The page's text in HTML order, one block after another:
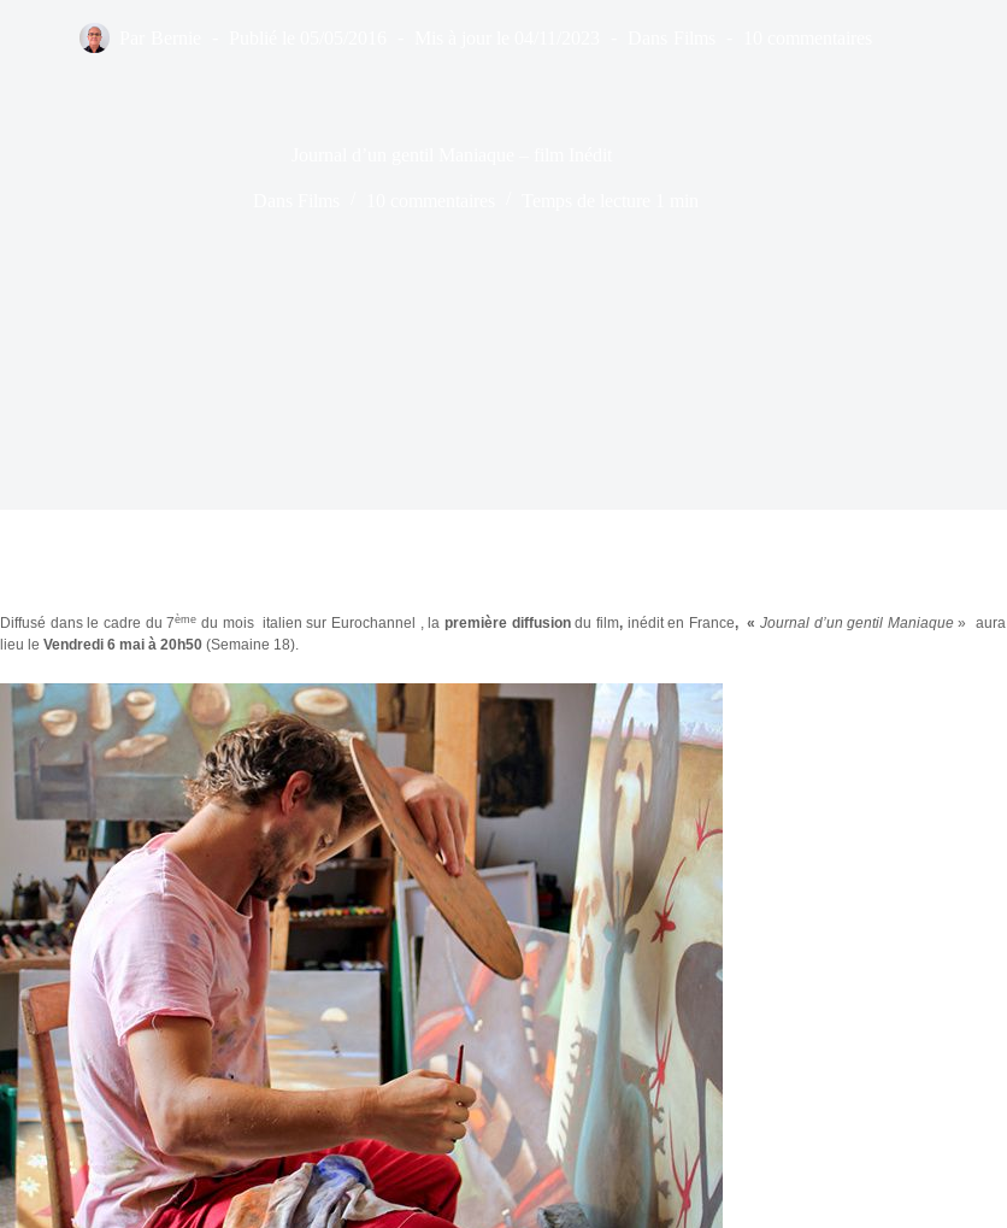
Diffusé dans le cadre du 7ème du mois italien sur Eurochannel , lapremière diffusiondu film, inédit en France, « Journal d’un gentil Maniaque» aura
lieu le Vendredi 6 mai à 20h50 (Semaine 18).